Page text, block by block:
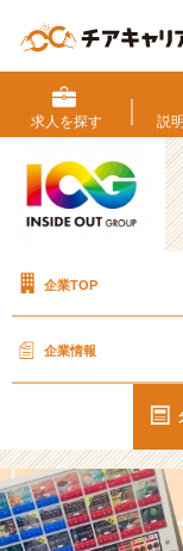
求人を探す 説
企業TOP
企業情報